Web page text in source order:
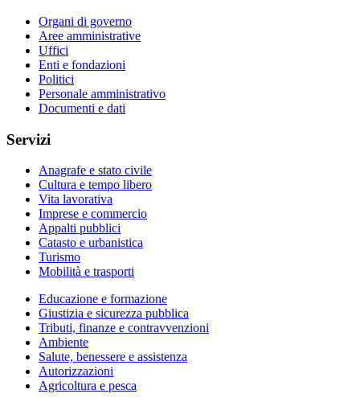
Organi di governo
Aree amministrative
Uffici
Enti e fondazioni
Politici
Personale amministrativo
Documenti e dati
Servizi
Anagrafe e stato civile
Cultura e tempo libero
Vita lavorativa
Imprese e commercio
Appalti pubblici
Catasto e urbanistica
Turismo
Mobilità e trasporti
Educazione e formazione
Giustizia e sicurezza pubblica
Tributi, finanze e contravvenzioni
Ambiente
Salute, benessere e assistenza
Autorizzazioni
Agricoltura e pesca